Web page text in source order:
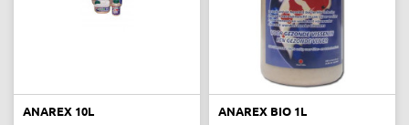
ANAREX 10L ANAREX BIO 1L